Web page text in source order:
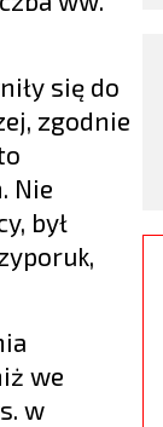
się do
zgodnie
Nie
był
we
w